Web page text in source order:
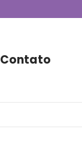
Contato